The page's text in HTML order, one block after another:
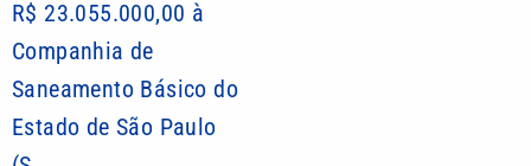
R$ 23.055.000,00 à
Companhia de
Saneamento Básico do
Estado de São Paulo